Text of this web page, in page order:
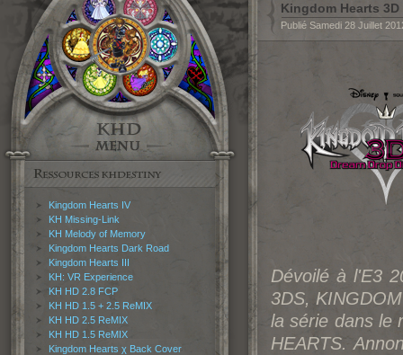
Kingdom Hearts IV
KH Missing-Link
KH Melody of Memory
Kingdom Hearts Dark Road
Kingdom Hearts III
KH: VR Experience
KH HD 2.8 FCP
KH HD 1.5 + 2.5 ReMIX
KH HD 2.5 ReMIX
KH HD 1.5 ReMIX
Kingdom Hearts χ Back Cover
Kingdom Hearts
Publié Samedi 28 Juillet
Dévoilé à l'E3
3DS,
la série dans le
HEARTS.